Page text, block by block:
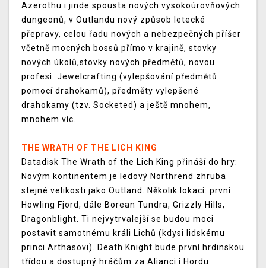
Azerothu i jinde spousta nových vysokoúrovňových
dungeonů, v Outlandu nový způsob letecké
přepravy, celou řadu nových a nebezpečných příšer
včetně mocných bossů přímo v krajině, stovky
nových úkolů,stovky nových předmětů, novou
profesi: Jewelcrafting (vylepšování předmětů
pomocí drahokamů), předměty vylepšené
drahokamy (tzv. Socketed) a ještě mnohem,
mnohem víc.
THE WRATH OF THE LICH KING
Datadisk The Wrath of the Lich King přináší do hry:
Novým kontinentem je ledový Northrend zhruba
stejné velikosti jako Outland. Několik lokací: první
Howling Fjord, dále Borean Tundra, Grizzly Hills,
Dragonblight. Ti nejvytrvalejší se budou moci
postavit samotnému králi Lichů (kdysi lidskému
princi Arthasovi). Death Knight bude první hrdinskou
třídou a dostupný hráčům za Alianci i Hordu.